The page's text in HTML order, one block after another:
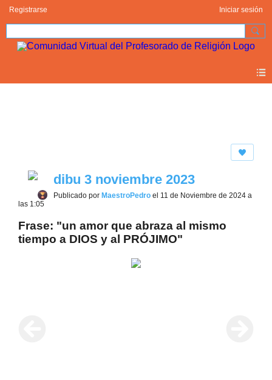
Registrarse Iniciar sesión
dibu 3 noviembre 2023
Publicado por MaestroPedro el 11 de Noviembre de 2024 a
las 1:05
Frase: "un amor que abraza al mismo
tiempo a DIOS y al PRÓJIMO"